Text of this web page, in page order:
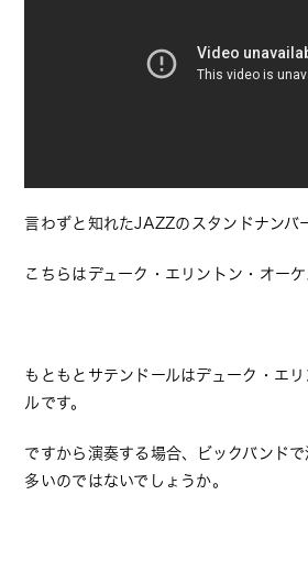
言わずと知れたJAZZのスタンドナンバ
こちらはデューク・エリントン・オーケ
もともとサテンドールはデューク・エ
ルです。
ですから演奏する場合、ビックバンド
多いのではないでしょうか。